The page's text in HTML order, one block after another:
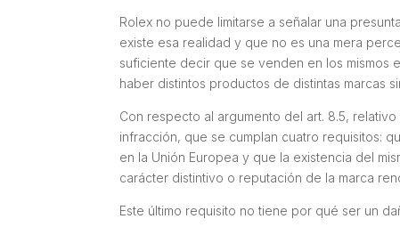
Rolex no puede limitarse a señalar una
existe esa realidad y que no es una mera
suficiente decir que se venden en los mismos
haber distintos productos de distintas marcas
Con respecto al argumento del art. 8.5,
infracción, que se cumplan cuatro requisitos:
en la Unión Europea y que la existencia del
carácter distintivo o reputación de la marca
Este último requisito no tiene por qué ser un